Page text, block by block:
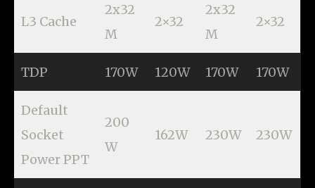
L3 Cache
2x32
M
2×32
2x32
M
2×32
TDP 170W 120W 170W 170W
Default
Socket
Power PPT
200
W
162W 230W 230W